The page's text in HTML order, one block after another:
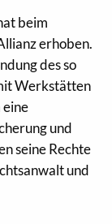
beim
erhoben.
des so
Werkstätten
eine
und
seine Rechte
und